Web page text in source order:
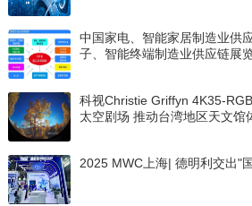
中国家电、智能家居制造业供
子、智能终端制造业供应链展
科视Christie Griffyn 4K35-
太空剧场 推动台湾地区天文馆
2025 MWC上海| 德明利交出"